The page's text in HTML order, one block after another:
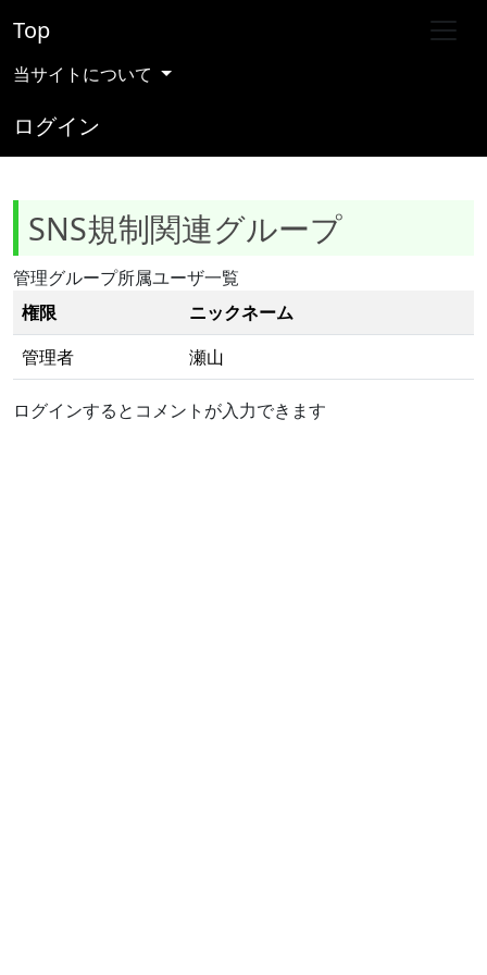
Top
当サイトについて
ログイン
SNS規制関連グループ
管理グループ所属ユーザ一覧
権限
ニックネーム
管理者
瀬山
ログインするとコメントが入力できます